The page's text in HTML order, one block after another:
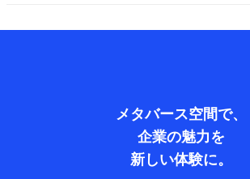
メタバース空間で、
企業の魅力を
新しい体験に。